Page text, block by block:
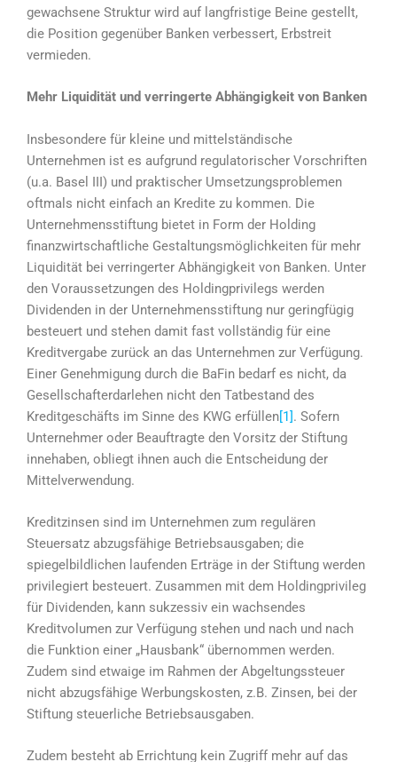
gewachsene Struktur wird auf langfristige Beine gestellt,
die Position gegenüber Banken verbessert, Erbstreit
vermieden.
Mehr Liquidität und verringerte Abhängigkeit von Banken
Insbesondere für kleine und mittelständische
Unternehmen ist es aufgrund regulatorischer Vorschriften
(u.a. Basel III) und praktischer Umsetzungsproblemen
oftmals nicht einfach an Kredite zu kommen. Die
Unternehmensstiftung bietet in Form der Holding
finanzwirtschaftliche Gestaltungsmöglichkeiten für mehr
Liquidität bei verringerter Abhängigkeit von Banken. Unter
den Voraussetzungen des Holdingprivilegs werden
Dividenden in der Unternehmensstiftung nur geringfügig
besteuert und stehen damit fast vollständig für eine
Kreditvergabe zurück an das Unternehmen zur Verfügung.
Einer Genehmigung durch die BaFin bedarf es nicht, da
Gesellschafterdarlehen nicht den Tatbestand des
Kreditgeschäfts im Sinne des KWG erfüllen[1]. Sofern
Unternehmer oder Beauftragte den Vorsitz der Stiftung
innehaben, obliegt ihnen auch die Entscheidung der
Mittelverwendung.
Kreditzinsen sind im Unternehmen zum regulären
Steuersatz abzugsfähige Betriebsausgaben; die
spiegelbildlichen laufenden Erträge in der Stiftung werden
privilegiert besteuert. Zusammen mit dem Holdingprivileg
für Dividenden, kann sukzessiv ein wachsendes
Kreditvolumen zur Verfügung stehen und nach und nach
die Funktion einer „Hausbank“ übernommen werden.
Zudem sind etwaige im Rahmen der Abgeltungssteuer
nicht abzugsfähige Werbungskosten, z.B. Zinsen, bei der
Stiftung steuerliche Betriebsausgaben.
Zudem besteht ab Errichtung kein Zugriff mehr auf das